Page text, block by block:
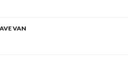
VAN